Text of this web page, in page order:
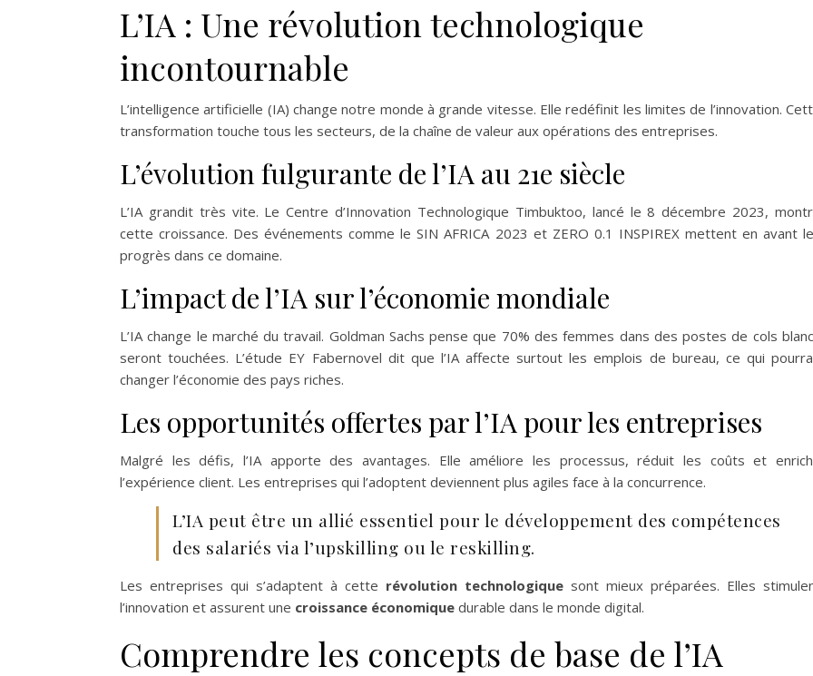
L’IA : Une révolution technologique
incontournable
L’intelligence artificielle (IA) change notre monde à grande vitesse. Elle redéfinit les limites de l’innovation.
transformation touche tous les secteurs, de la chaîne de valeur aux opérations des entreprises.
L’évolution fulgurante de l’IA au 21e siècle
L’IA grandit très vite. Le Centre d’Innovation Technologique Timbuktoo, lancé le 8 décembre 2023,
cette croissance. Des événements comme le SIN AFRICA 2023 et ZERO 0.1 INSPIREX mettent en avant
progrès dans ce domaine.
L’impact de l’IA sur l’économie mondiale
L’IA change le marché du travail. Goldman Sachs pense que 70% des femmes dans des postes de cols
seront touchées. L’étude EY Fabernovel dit que l’IA affecte surtout les emplois de bureau, ce qui
changer l’économie des pays riches.
Les opportunités offertes par l’IA pour les entreprises
Malgré les défis, l’IA apporte des avantages. Elle améliore les processus, réduit les coûts et
l’expérience client. Les entreprises qui l’adoptent deviennent plus agiles face à la concurrence.
L’IA peut être un allié essentiel pour le développement des compétences
des salariés via l’upskilling ou le reskilling.
Les entreprises qui s’adaptent à cette révolution technologique sont mieux préparées. Elles
l’innovation et assurent une croissance économique durable dans le monde digital.
Comprendre les concepts de base de l’IA